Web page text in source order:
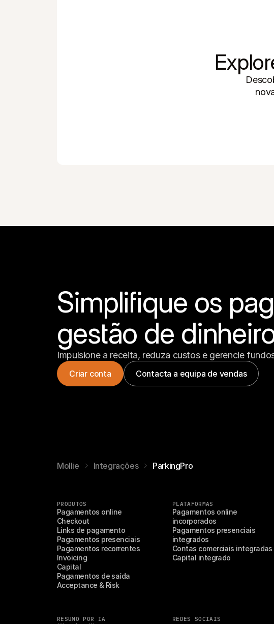
Simplifique os
gestão de
Impulsione a receita, reduza custos e gerencie
Criar conta Contacta a equipa de vendas
Mollie Integrações ParkingPro
PRODUTOS
Pagamentos online
Checkout
Links de pagamento
Pagamentos presenciais
Pagamentos recorrentes
Invoicing
Capital
Pagamentos de saída
Acceptance & Risk
PLATAFORMAS
Pagamentos online
incorporados
Pagamentos presenciais
integrados
Contas comerciais integradas
Capital integrado
RESUMO POR IA REDES SOCIAIS